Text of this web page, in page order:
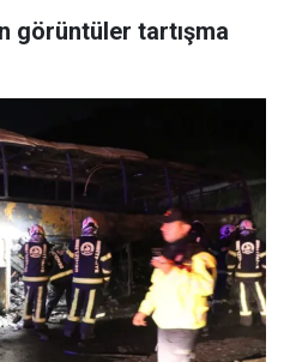
görüntüler tartışma